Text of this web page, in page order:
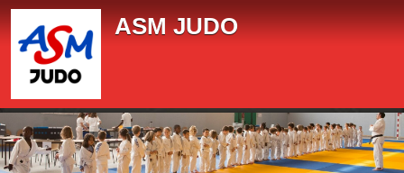
ASM JUDO
Panneau de gestion des cookies